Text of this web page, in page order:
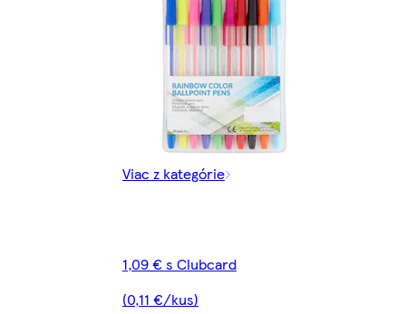
Viac z kategórie
1,09 € s Clubcard
(0,11 €/kus)